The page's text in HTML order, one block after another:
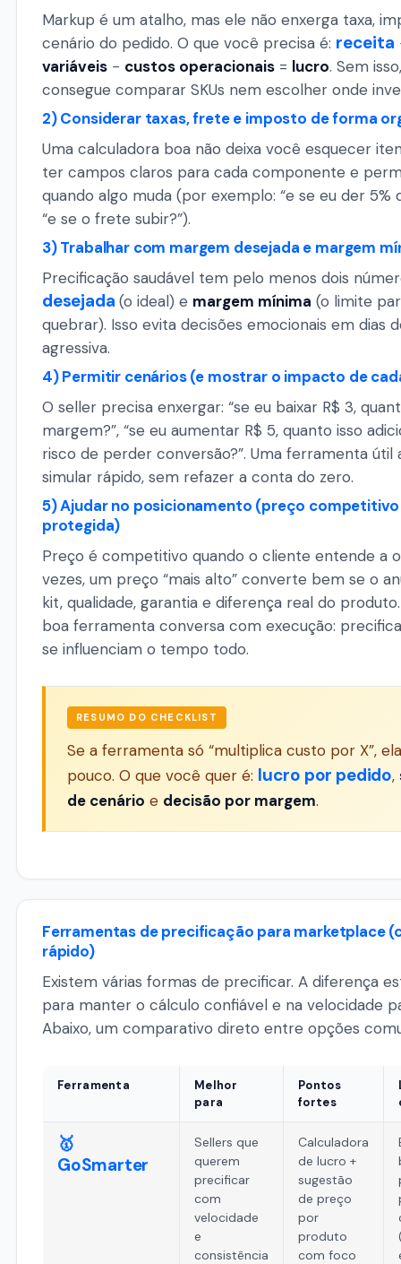
Markup é um atalho, mas ele não enxerga taxa,
cenário do pedido. O que você precisa é: receita
variáveis − custos operacionais = lucro. Sem
consegue comparar SKUs nem escolher onde
2) Considerar taxas, frete e imposto de forma
Uma calculadora boa não deixa você esquecer
ter campos claros para cada componente e
quando algo muda (por exemplo: “e se eu der 5%
“e se o frete subir?”).
3) Trabalhar com margem desejada e margem
Precificação saudável tem pelo menos dois
desejada (o ideal) e margem mínima (o limite
quebrar). Isso evita decisões emocionais em dias
agressiva.
4) Permitir cenários (e mostrar o impacto de
O seller precisa enxergar: “se eu baixar R$ 3,
margem?”, “se eu aumentar R$ 5, quanto isso
risco de perder conversão?”. Uma ferramenta útil
simular rápido, sem refazer a conta do zero.
5) Ajudar no posicionamento (preço
protegida)
Preço é competitivo quando o cliente entende a
vezes, um preço “mais alto” converte bem se o
kit, qualidade, garantia e diferença real do
boa ferramenta conversa com execução:
se influenciam o tempo todo.
RESUMO DO CHECKLIST
Se a ferramenta só “multiplica custo por X”,
pouco. O que você quer é: lucro por pedido,
de cenário e decisão por margem.
Ferramentas de precificação para marketplace
rápido)
Existem várias formas de precificar. A diferença
para manter o cálculo confiável e na velocidade
Abaixo, um comparativo direto entre opções
Ferramenta
Melhor
para
Pontos
fortes
🥇
GoSmarter
Sellers que
querem
precificar
com
velocidade
e
consistência
Calculadora
de lucro +
sugestão
de preço
por
produto
com foco